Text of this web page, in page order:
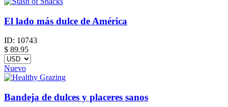
El lado más dulce de América
ID: 10743
$ 89.95
Nuevo
Bandeja de dulces y placeres sanos